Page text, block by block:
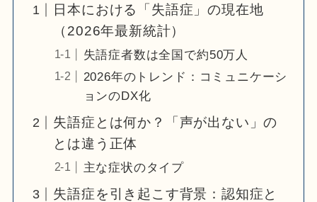
日本における「失語症」の現在地
（2026年最新統計）
失語症者数は全国で約50万人
2026年のトレンド：コミュニケーシ
ョンのDX化
失語症とは何か？「声が出ない」の
とは違う正体
主な症状のタイプ
失語症を引き起こす背景：認知症と